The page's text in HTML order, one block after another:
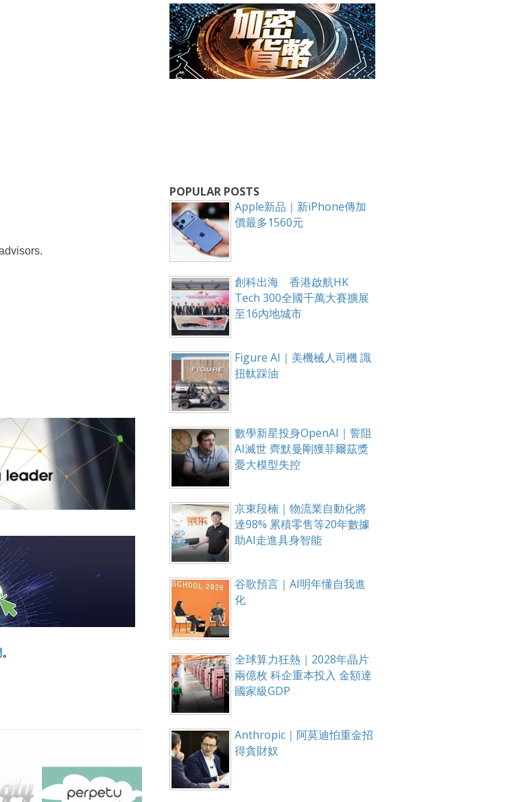
。
POPULAR POSTS
Apple新品｜新iPhone傳加
價最多1560元
創科出海 香港啟航HK
Tech 300全國千萬大賽擴展
至16內地城市
Figure AI｜美機械人司機 識
扭軚踩油
數學新星投身OpenAI｜誓阻
AI滅世 齊默曼剛獲菲爾茲獎
憂大模型失控
京東段楠｜物流業自動化將
達98% 累積零售等20年數據
助AI走進具身智能
谷歌預言｜AI明年懂自我進
化
全球算力狂熱｜2028年晶片
兩億枚 科企重本投入 金額達
國家級GDP
Anthropic｜阿莫迪怕重金招
得貪財奴
（附創業懶人包），直達郵箱！